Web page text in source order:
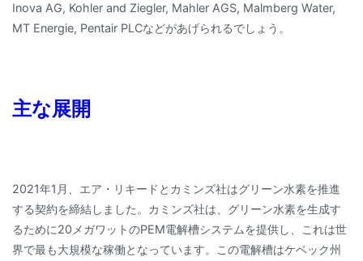
Inova AG, Kohler and Ziegler, Mahler AGS, Malmberg Water,
MT Energie, Pentair PLCなどがあげられるでしょう。
主な展開
2021年1月、エア・リキードとカミンズ社はグリーン水素を推進
する契約を締結しました。カミンズ社は、グリーン水素を生成す
るために20メガワットのPEM電解槽システムを提供し、これは世
界で最も大規模な稼働となっています。この電解槽はケベック州